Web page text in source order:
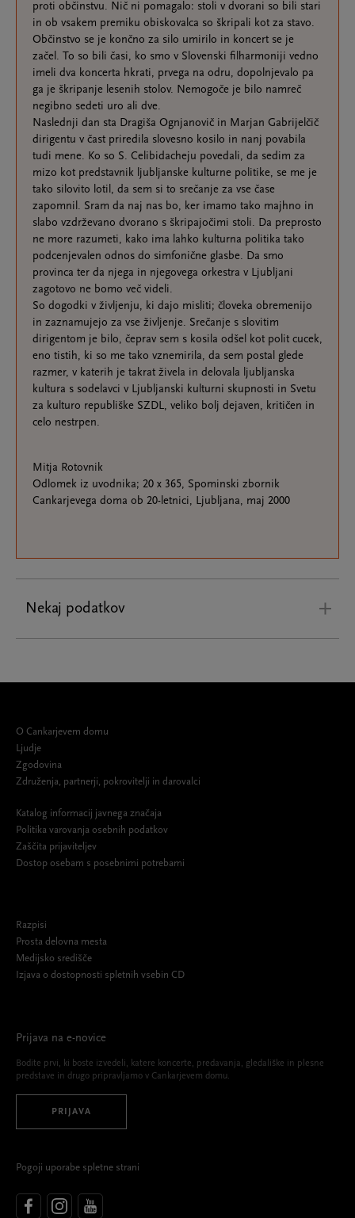
proti občinstvu. Nič ni pomagalo: stoli v dvorani so bili stari
in ob vsakem premiku obiskovalca so škripali kot za stavo.
Občinstvo se je končno za silo umirilo in koncert se je
začel. To so bili časi, ko smo v Slovenski filharmoniji vedno
imeli dva koncerta hkrati, prvega na odru, dopolnjevalo pa
ga je škripanje lesenih stolov. Nemogoče je bilo namreč
negibno sedeti uro ali dve.
Naslednji dan sta Dragiša Ognjanovič in Marjan Gabrijelčič
dirigentu v čast priredila slovesno kosilo in nanj povabila
tudi mene. Ko so S. Celibidacheju povedali, da sedim za
mizo kot predstavnik ljubljanske kulturne politike, se me je
tako silovito lotil, da sem si to srečanje za vse čase
zapomnil. Sram da naj nas bo, ker imamo tako majhno in
slabo vzdrževano dvorano s škripajočimi stoli. Da preprosto
ne more razumeti, kako ima lahko kulturna politika tako
podcenjevalen odnos do simfonične glasbe. Da smo
provinca ter da njega in njegovega orkestra v Ljubljani
zagotovo ne bomo več videli.
So dogodki v življenju, ki dajo misliti; človeka obremenijo
in zaznamujejo za vse življenje. Srečanje s slovitim
dirigentom je bilo, čeprav sem s kosila odšel kot polit cucek,
eno tistih, ki so me tako vznemirila, da sem postal glede
razmer, v katerih je takrat živela in delovala ljubljanska
kultura s sodelavci v Ljubljanski kulturni skupnosti in Svetu
za kulturo republiške SZDL, veliko bolj dejaven, kritičen in
celo nestrpen.
Mitja Rotovnik
Odlomek iz uvodnika; 20 x 365, Spominski zbornik
Cankarjevega doma ob 20-letnici, Ljubljana, maj 2000
Nekaj podatkov
O Cankarjevem domu
Ljudje
Zgodovina
Združenja, partnerji, pokrovitelji in darovalci
Katalog informacij javnega značaja
Politika varovanja osebnih podatkov
Zaščita prijaviteljev
Dostop osebam s posebnimi potrebami
Razpisi
Prosta delovna mesta
Medijsko središče
Izjava o dostopnosti spletnih vsebin CD
Prijava na e-novice
Bodite prvi, ki boste izvedeli, katere koncerte, predavanja, gledališke in plesne
predstave in drugo pripravljamo v Cankarjevem domu.
PRIJAVA
Pogoji uporabe spletne strani